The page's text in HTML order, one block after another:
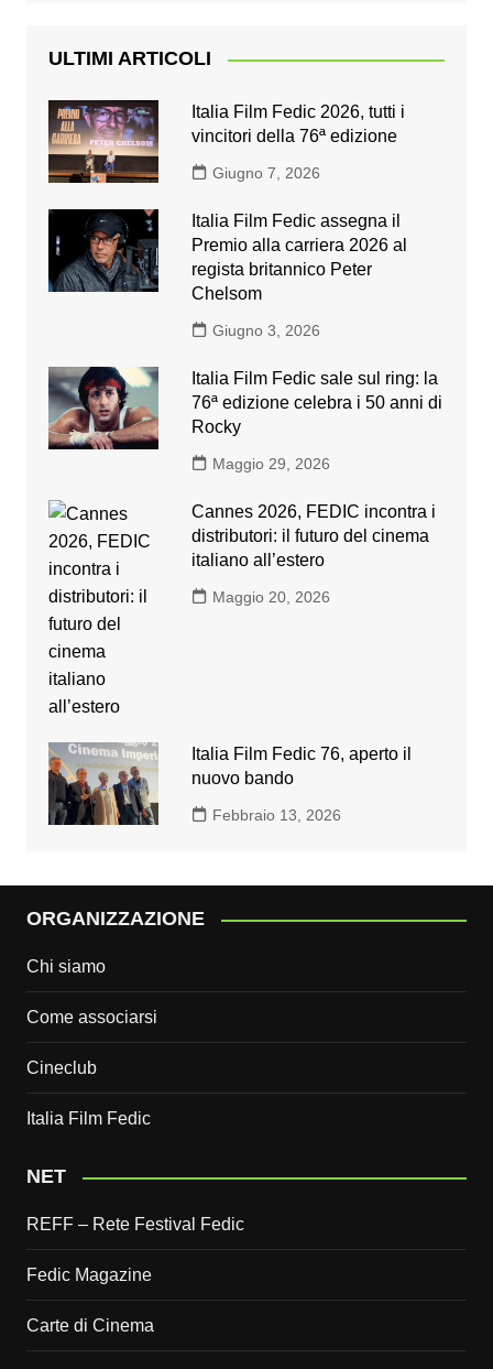
ULTIMI ARTICOLI
Italia Film Fedic 2026, tutti i
vincitori della 76ª edizione
Giugno 7, 2026
Italia Film Fedic assegna il
Premio alla carriera 2026 al
regista britannico Peter
Chelsom
Giugno 3, 2026
Italia Film Fedic sale sul ring: la
76ª edizione celebra i 50 anni di
Rocky
Maggio 29, 2026
Cannes 2026, FEDIC incontra i
distributori: il futuro del cinema
italiano all’estero
Maggio 20, 2026
Italia Film Fedic 76, aperto il
nuovo bando
Febbraio 13, 2026
ORGANIZZAZIONE
Chi siamo
Come associarsi
Cineclub
Italia Film Fedic
NET
REFF – Rete Festival Fedic
Fedic Magazine
Carte di Cinema